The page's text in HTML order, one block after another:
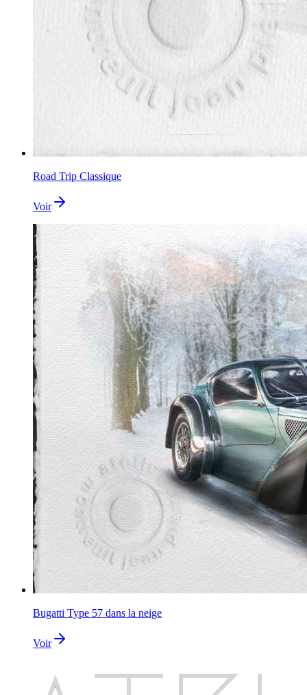
Road Trip Classique
Voir
Bugatti Type 57 dans la neige
Voir